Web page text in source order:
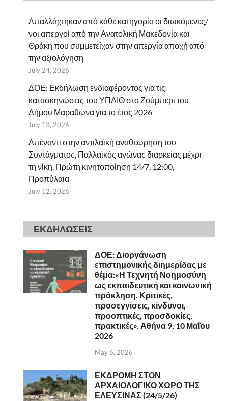
Απαλλάχτηκαν από κάθε κατηγορία οι διωκόμενες/
νοι απεργοί από την Ανατολική Μακεδονία και
Θράκη που συμμετείχαν στην απεργία αποχή από
την αξιολόγηση
July 24, 2026
ΔΟΕ: Εκδήλωση ενδιαφέροντος για τις
κατασκηνώσεις του ΥΠΑΙΘ στο Ζούμπερι του
Δήμου Μαραθώνα για το έτος 2026
July 13, 2026
Απέναντι στην αντιλαϊκή αναθεώρηση του
Συντάγματος, Παλλαϊκός αγώνας διαρκείας μέχρι
τη νίκη. Πρώτη κινητοποίηση 14/7, 12:00,
Προπύλαια
July 12, 2026
ΕΚΔΗΛΩΣΕΙΣ
ΔΟΕ: Διοργάνωση
επιστημονικής διημερίδας με
θέμα:«Η Τεχνητή Νοημοσύνη
ως εκπαιδευτική και κοινωνική
πρόκληση. Κριτικές,
προσεγγίσεις, κίνδυνοι,
προοπτικές, προσδοκίες,
πρακτικές». Αθήνα 9, 10 Μαΐου
2026
May 6, 2026
ΕΚΔΡΟΜΗ ΣΤΟΝ
ΑΡΧΑΙΟΛΟΓΙΚΟ ΧΩΡΟ ΤΗΣ
ΕΛΕΥΣΙΝΑΣ (24/5/26)